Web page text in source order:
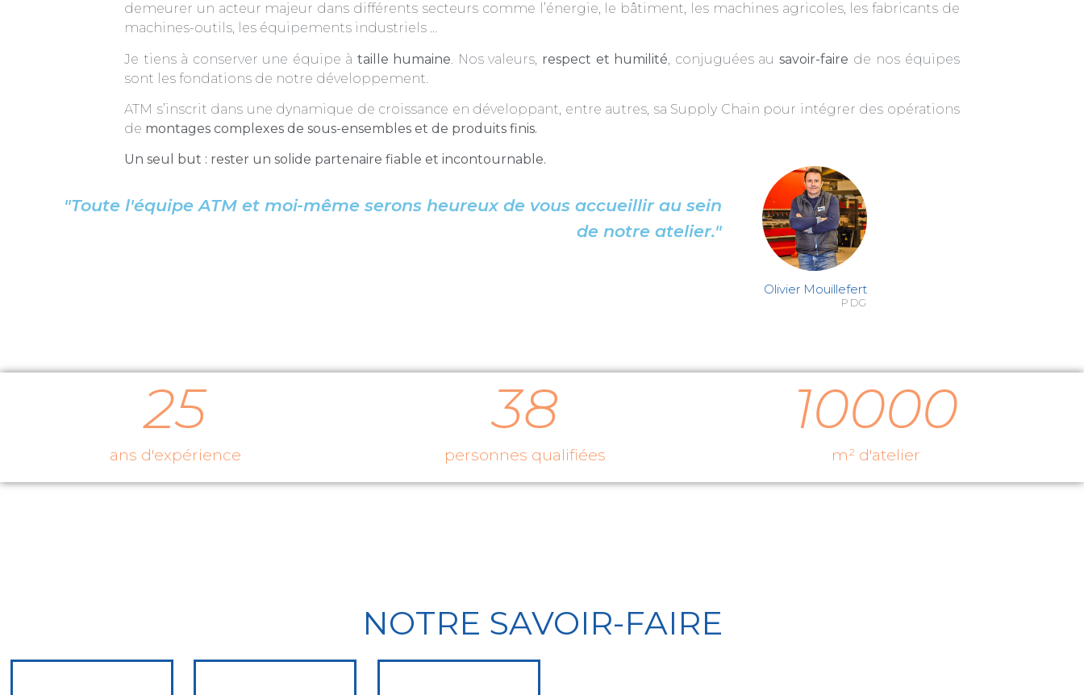
demeurer un acteur majeur dans différents secteurs comme l’énergie, le bâtiment, les machines agricoles, les fabricants de
machines-outils, les équipements industriels …
Je tiens à conserver une équipe à taille humaine . Nos valeurs, respect et humilité , conjuguées au savoir-faire de nos équipes
sont les fondations de notre développement.
ATM s’inscrit dans une dynamique de croissance en développant, entre autres, sa Supply Chain pour intégrer des opérations
de montages complexes de sous-ensembles et de produits finis.
Un seul but : rester un solide partenaire fiable et incontournable.
"Toute l'équipe ATM et moi-même serons heureux de vous accueillir au sein
de notre atelier."
Olivier Mouillefert
PDG
ans d'expérience
25
personnes qualifiées
38
m² d'atelier
10000
NOTRE SAVOIR-FAIRE